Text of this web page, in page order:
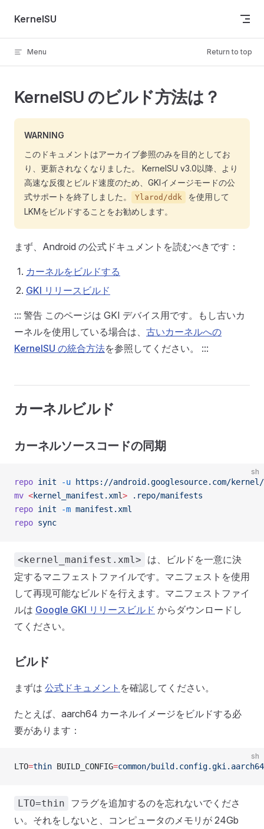
Skip to content
KernelSU
Menu Return to top
KernelSU のビルド方法は？
WARNING
このドキュメントはアーカイブ参照のみを目的としてお
り、更新されなくなりました。 KernelSU v3.0以降、より
高速な反復とビルド速度のため、GKIイメージモードの公
式サポートを終了しました。
Ylarod/ddk
を使用して
LKMをビルドすることをお勧めします。
まず、Android の公式ドキュメントを読むべきです：
カーネルをビルドする
GKI リリースビルド
::: 警告 このページは GKI デバイス用です。もし古いカ
ーネルを使用している場合は、 古いカーネルへの
KernelSU の統合方法を参照してください。 :::
カーネルビルド
カーネルソースコードの同期
sh
repo init -u https://android.googlesource.com/
mv <kernel_manifest.xml> .repo/manifests
repo init -m manifest.xml
repo sync
<kernel_manifest.xml>
は、ビルドを一意に決
定するマニフェストファイルです。マニフェストを使用
して再現可能なビルドを行えます。マニフェストファイ
ルは Google GKI リリースビルド からダウンロードし
てください。
ビルド
まずは 公式ドキュメント を確認してください。
たとえば、aarch64 カーネルイメージをビルドする必
要があります：
sh
LTO=thin BUILD_CONFIG=common/build.config.gki.aarch64
LTO=thin
フラグを追加するのを忘れないでくださ
い。それをしないと、コンピュータのメモリが 24Gb